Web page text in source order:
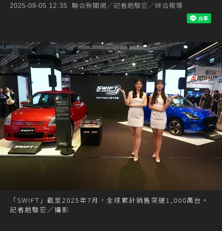
2025-09-05 12:35 聯合新聞網／記者趙駿宏／綜合報導
「SWIFT」截至2025年7月，全球累計銷售突破1,000萬台。
記者趙駿宏／攝影